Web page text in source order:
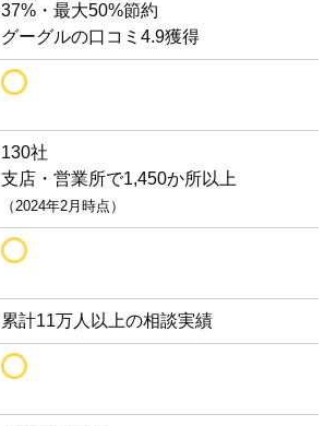
37%・最大50%節約
グーグルの口コミ4.9獲得
130社
支店・営業所で1,450か所以上
（2024年2月時点）
累計11万人以上の相談実績